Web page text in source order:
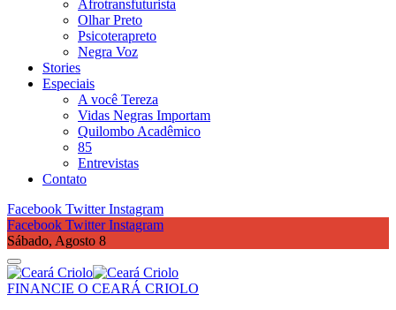
Afrotransfuturista
Olhar Preto
Psicoterapreto
Negra Voz
Stories
Especiais
A você Tereza
Vidas Negras Importam
Quilombo Acadêmico
85
Entrevistas
Contato
Facebook Twitter Instagram
Facebook Twitter Instagram
Sábado, Agosto 8
FINANCIE O CEARÁ CRIOLO